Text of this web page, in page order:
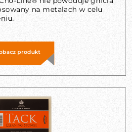
na metalach w celu
produkt